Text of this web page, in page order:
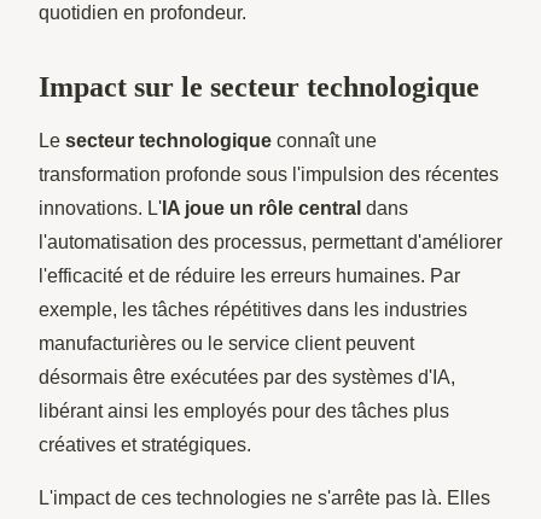
quotidien en profondeur.
Impact sur le secteur technologique
Le secteur technologique connaît une
transformation profonde sous l'impulsion des récentes
innovations. L' IA joue un rôle central dans
l'automatisation des processus, permettant d'améliorer
l'efficacité et de réduire les erreurs humaines. Par
exemple, les tâches répétitives dans les industries
manufacturières ou le service client peuvent
désormais être exécutées par des systèmes d'IA,
libérant ainsi les employés pour des tâches plus
créatives et stratégiques.
L'impact de ces technologies ne s'arrête pas là. Elles